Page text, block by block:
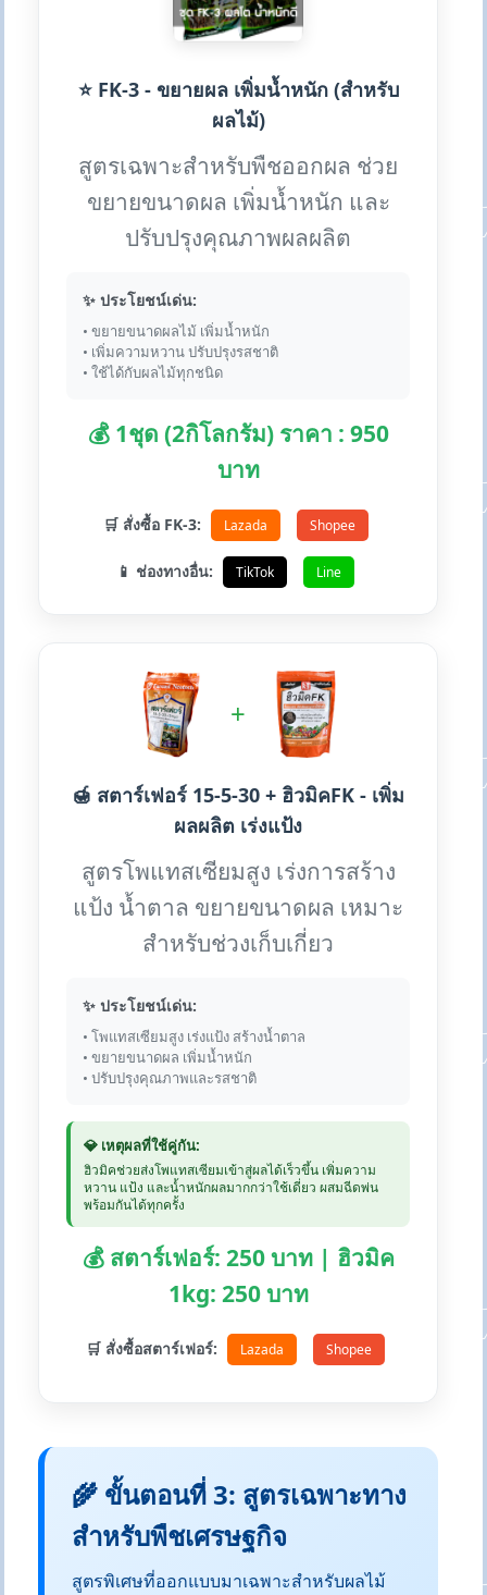
⭐ FK-3 - ขยายผล เพิ่มน้ำหนัก (สำหรับ
ผลไม้)
สูตรเฉพาะสำหรับพืชออกผล ช่วย
ขยายขนาดผล เพิ่มน้ำหนัก และ
ปรับปรุงคุณภาพผลผลิต
✨ ประโยชน์เด่น:
• ขยายขนาดผลไม้ เพิ่มน้ำหนัก
• เพิ่มความหวาน ปรับปรุงรสชาติ
• ใช้ได้กับผลไม้ทุกชนิด
💰 1ชุด (2กิโลกรัม) ราคา : 950
บาท
🛒 สั่งซื้อ FK-3: Lazada Shopee
📱 ช่องทางอื่น: TikTok Line
+
🍯 สตาร์เฟอร์ 15-5-30 + ฮิวมิคFK - เพิ่ม
ผลผลิต เร่งแป้ง
สูตรโพแทสเซียมสูง เร่งการสร้าง
แป้ง น้ำตาล ขยายขนาดผล เหมาะ
สำหรับช่วงเก็บเกี่ยว
✨ ประโยชน์เด่น:
• โพแทสเซียมสูง เร่งแป้ง สร้างน้ำตาล
• ขยายขนาดผล เพิ่มน้ำหนัก
• ปรับปรุงคุณภาพและรสชาติ
💎 เหตุผลที่ใช้คู่กัน:
ฮิวมิคช่วยส่งโพแทสเซียมเข้าสู่ผลได้เร็วขึ้น เพิ่มความ
หวาน แป้ง และน้ำหนักผลมากกว่าใช้เดี่ยว ผสมฉีดพ่น
พร้อมกันได้ทุกครั้ง
💰 สตาร์เฟอร์: 250 บาท | ฮิวมิค
1kg: 250 บาท
🛒 สั่งซื้อสตาร์เฟอร์: Lazada Shopee
🌾 ขั้นตอนที่ 3: สูตรเฉพาะทาง
สำหรับพืชเศรษฐกิจ
สูตรพิเศษที่ออกแบบมาเฉพาะสำหรับผลไม้